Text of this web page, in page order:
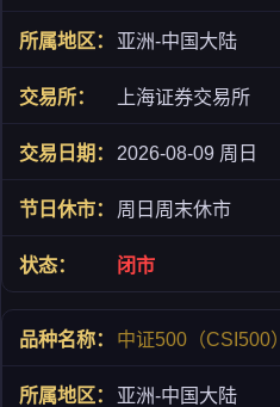
亚洲-中国大陆
上海证券交易所
2026-08-09 周日
周日周末休市
闭市
中证500（CSI500）
亚洲-中国大陆